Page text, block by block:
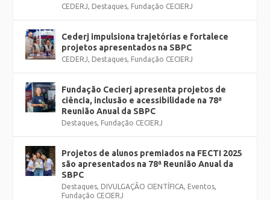
CEDERJ Destaques Fundação CECIERJ
Cederj impulsiona trajetórias e fortalece
projetos apresentados na SBPC
CEDERJ Destaques Fundação CECIERJ
Fundação Cecierj apresenta projetos de
ciência, inclusão e acessibilidade na 78ª
Reunião Anual da SBPC
Destaques Fundação CECIERJ
Projetos de alunos premiados na FECTI 2025
são apresentados na 78ª Reunião Anual da
SBPC
Destaques DIVULGAÇÃO CIENTÍFICA Eventos
Fundação CECIERJ